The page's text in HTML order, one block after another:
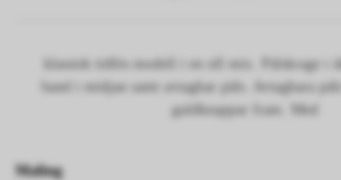
klassisk tidlös modell i en ull mix. Pälskrage i
band i midjan samt avtagbar päls. Avtagbara
guldknappar fram. Med
Maling